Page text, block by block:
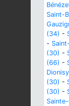
Saint-
(34) -
-
(30) -
(66) -
(30) -
(30) -